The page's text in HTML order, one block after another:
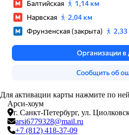
Для активации карты нажмите по ней
Арси-хоум
г. Санкт-Петербург, ул.
arsi6779328@mail.ru
+7 (812) 418-37-09